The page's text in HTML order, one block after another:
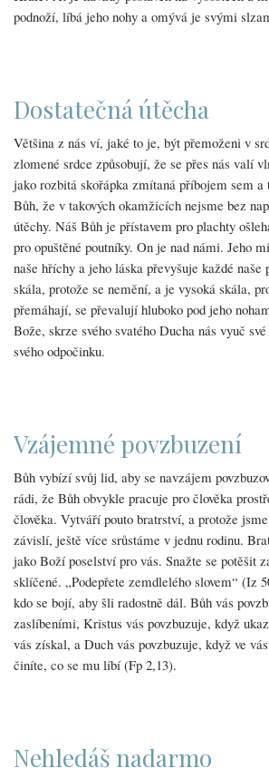
podnoží, líbá jeho nohy a omývá je svými
Dostatečná útěcha
Většina z nás ví, jaké to je, být přemoženi v
zlomené srdce způsobují, že se přes nás valí
jako rozbitá skořápka zmítaná příbojem sem a
Bůh, že v takových okamžicích nejsme bez
útěchy. Náš Bůh je přístavem pro plachty
pro opuštěné poutníky. On je nad námi. Jeho
naše hříchy a jeho láska převyšuje každé naše
skála, protože se nemění, a je vysoká skála,
přemáhají, se převalují hluboko pod jeho
Bože, skrze svého svatého Ducha nás vyuč
svého odpočinku.
Vzájemné povzbuzení
Bůh vybízí svůj lid, aby se navzájem
rádi, že Bůh obvykle pracuje pro člověka
člověka. Vytváří pouto bratrství, a protože
závislí, ještě více srůstáme v jednu rodinu.
jako Boží poselství pro vás. Snažte se potěšit
sklíčené. „Podepřete zemdlelého slovem“ (Iz
kdo se bojí, aby šli radostně dál. Bůh vás
zaslíbeními, Kristus vás povzbuzuje, když
vás získal, a Duch vás povzbuzuje, když ve
činíte, co se mu líbí (Fp 2,13).
Nehledáš nadarmo